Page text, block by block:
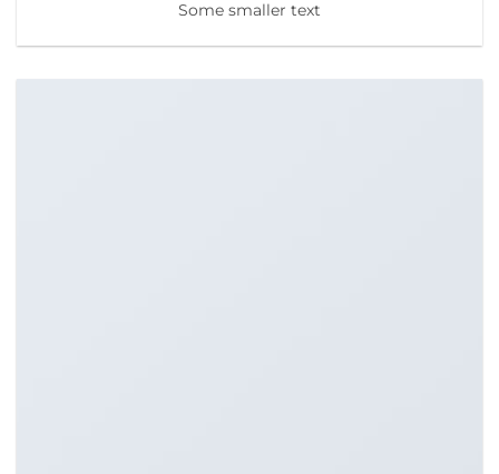
Some smaller text